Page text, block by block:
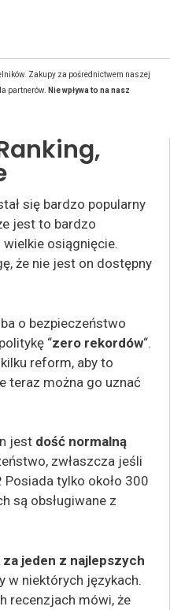
Zakupy za pośrednictwem naszej
partnerów. Nie wpływa to na nasz
się bardzo popularny
jest to bardzo
osiągnięcie.
że nie jest on dostępny
o bezpieczeństwo
“zero rekordów“.
reform, aby to
teraz można go uznać
jest dość normalną
zwłaszcza jeśli
tylko około 300
są obsługiwane z
za jeden z najlepszych
w niektórych językach.
recenzjach mówi, że